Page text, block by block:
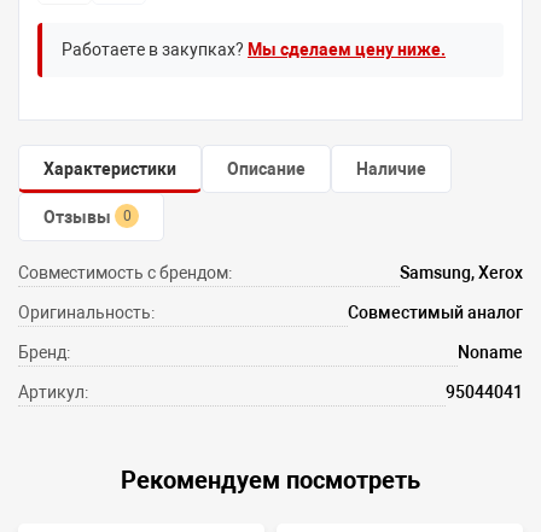
Работаете в закупках? Мы сделаем цену ниже.
Характеристики Описание Наличие
Отзывы 0
Совместимость с брендом: Samsung, Xerox
Оригинальность: Совместимый аналог
Бренд: Noname
Артикул: 95044041
Рекомендуем посмотреть